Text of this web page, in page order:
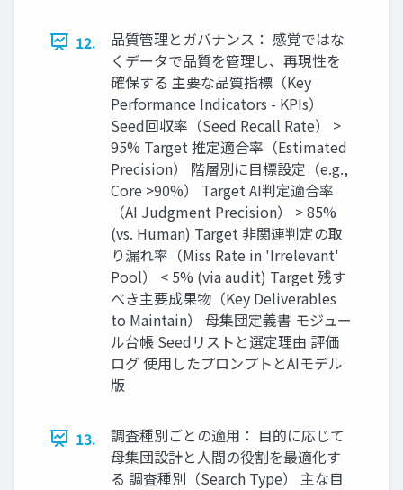
12.
品質管理とガバナンス： 感覚ではな
くデータで品質を管理し、再現性を
確保する 主要な品質指標（Key
Performance Indicators - KPIs）
Seed回収率（Seed Recall Rate） >
95% Target 推定適合率（Estimated
Precision） 階層別に目標設定（e.g.,
Core >90%） Target AI判定適合率
（AI Judgment Precision） > 85%
(vs. Human) Target 非関連判定の取
り漏れ率（Miss Rate in 'Irrelevant'
Pool） < 5% (via audit) Target 残す
べき主要成果物（Key Deliverables
to Maintain） 母集団定義書 モジュー
ル台帳 Seedリストと選定理由 評価
ログ 使用したプロンプトとAIモデル
版
13.
調査種別ごとの適用： 目的に応じて
母集団設計と人間の役割を最適化す
る 調査種別（Search Type） 主な目